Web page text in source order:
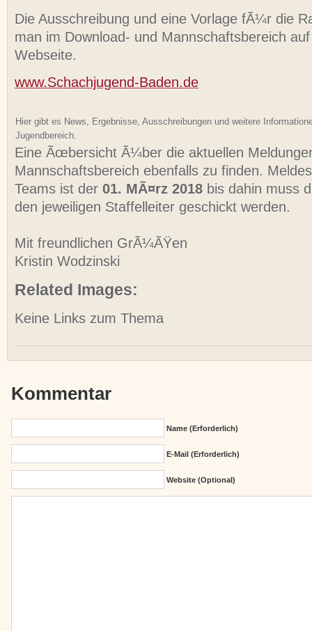
Die Ausschreibung und eine Vorlage fÃ¼r die
man im Download- und Mannschaftsbereich
Webseite.
www.Schachjugend-Baden.de
Hier gibt es News, Ergebnisse, Ausschreibungen und weitere
Jugendbereich.
Eine Ãœbersicht Ã¼ber die aktuellen
Mannschaftsbereich ebenfalls zu finden.
Teams ist der 01. MÃ¤rz 2018 bis dahin muss
den jeweiligen Staffelleiter geschickt werden.
Mit freundlichen GrÃ¼ÃŸen
Kristin Wodzinski
Related Images:
Keine Links zum Thema
Kommentar
Name (erforderlich)
E-Mail (erforderlich)
Website (Optional)